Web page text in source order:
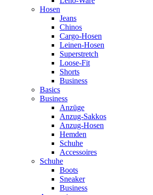
Hosen
Jeans
Chinos
Cargo-Hosen
Leinen-Hosen
Superstretch
Loose-Fit
Shorts
Business
Basics
Business
Anzüge
Anzug-Sakkos
Anzug-Hosen
Hemden
Schuhe
Accessoires
Schuhe
Boots
Sneaker
Business